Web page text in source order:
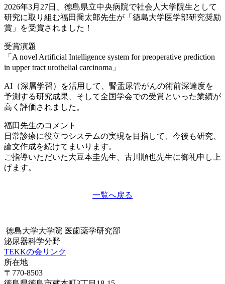
2026年3月27日、徳島県立中央病院で社会人大学院生として
研究に取り組む福田喬太郎先生が「徳島大学医学部研究奨励
賞」を受賞されました！
受賞演題
「A novel Artificial Intelligence system for preoperative prediction
in upper tract urothelial carcinoma」
AI（深層学習）を活用して、腎盂尿管がんの術前深達度を
予測する研究成果、そして全国学会での受賞といった業績が
高く評価されました。
福田先生のコメント
日常診療に役立つシステムの実現を目指して、今後も研究、
論文作成を続けてまいります。
ご指導いただいた大豆本圭先生、古川順也先生に御礼申し上
げます。
一覧へ戻る
徳島大学大学院 医歯薬学研究部
泌尿器科学分野
TEKKの会 リンク
所在地
〒770-8503